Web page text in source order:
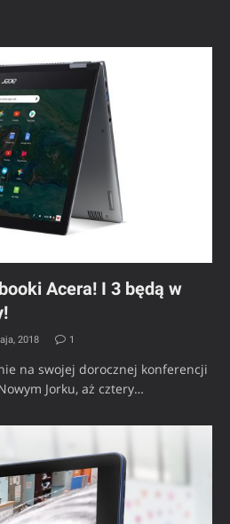
Acera! I 3 będą w
2018 1
na swojej dorocznej konferencji
Jorku, aż cztery…